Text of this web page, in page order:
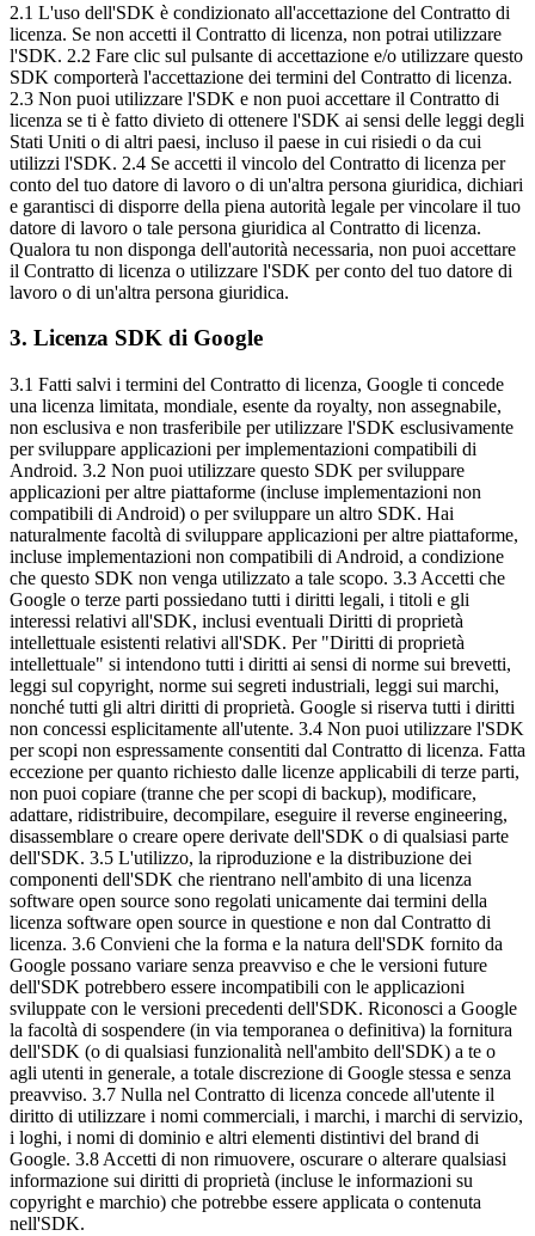
2.1 L'uso dell'SDK è condizionato all'accettazione del Contratto di
licenza. Se non accetti il Contratto di licenza, non potrai utilizzare
l'SDK. 2.2 Fare clic sul pulsante di accettazione e/o utilizzare questo
SDK comporterà l'accettazione dei termini del Contratto di licenza.
2.3 Non puoi utilizzare l'SDK e non puoi accettare il Contratto di
licenza se ti è fatto divieto di ottenere l'SDK ai sensi delle leggi degli
Stati Uniti o di altri paesi, incluso il paese in cui risiedi o da cui
utilizzi l'SDK. 2.4 Se accetti il vincolo del Contratto di licenza per
conto del tuo datore di lavoro o di un'altra persona giuridica, dichiari
e garantisci di disporre della piena autorità legale per vincolare il tuo
datore di lavoro o tale persona giuridica al Contratto di licenza.
Qualora tu non disponga dell'autorità necessaria, non puoi accettare
il Contratto di licenza o utilizzare l'SDK per conto del tuo datore di
lavoro o di un'altra persona giuridica.
3. Licenza SDK di Google
3.1 Fatti salvi i termini del Contratto di licenza, Google ti concede
una licenza limitata, mondiale, esente da royalty, non assegnabile,
non esclusiva e non trasferibile per utilizzare l'SDK esclusivamente
per sviluppare applicazioni per implementazioni compatibili di
Android. 3.2 Non puoi utilizzare questo SDK per sviluppare
applicazioni per altre piattaforme (incluse implementazioni non
compatibili di Android) o per sviluppare un altro SDK. Hai
naturalmente facoltà di sviluppare applicazioni per altre piattaforme,
incluse implementazioni non compatibili di Android, a condizione
che questo SDK non venga utilizzato a tale scopo. 3.3 Accetti che
Google o terze parti possiedano tutti i diritti legali, i titoli e gli
interessi relativi all'SDK, inclusi eventuali Diritti di proprietà
intellettuale esistenti relativi all'SDK. Per "Diritti di proprietà
intellettuale" si intendono tutti i diritti ai sensi di norme sui brevetti,
leggi sul copyright, norme sui segreti industriali, leggi sui marchi,
nonché tutti gli altri diritti di proprietà. Google si riserva tutti i diritti
non concessi esplicitamente all'utente. 3.4 Non puoi utilizzare l'SDK
per scopi non espressamente consentiti dal Contratto di licenza. Fatta
eccezione per quanto richiesto dalle licenze applicabili di terze parti,
non puoi copiare (tranne che per scopi di backup), modificare,
adattare, ridistribuire, decompilare, eseguire il reverse engineering,
disassemblare o creare opere derivate dell'SDK o di qualsiasi parte
dell'SDK. 3.5 L'utilizzo, la riproduzione e la distribuzione dei
componenti dell'SDK che rientrano nell'ambito di una licenza
software open source sono regolati unicamente dai termini della
licenza software open source in questione e non dal Contratto di
licenza. 3.6 Convieni che la forma e la natura dell'SDK fornito da
Google possano variare senza preavviso e che le versioni future
dell'SDK potrebbero essere incompatibili con le applicazioni
sviluppate con le versioni precedenti dell'SDK. Riconosci a Google
la facoltà di sospendere (in via temporanea o definitiva) la fornitura
dell'SDK (o di qualsiasi funzionalità nell'ambito dell'SDK) a te o
agli utenti in generale, a totale discrezione di Google stessa e senza
preavviso. 3.7 Nulla nel Contratto di licenza concede all'utente il
diritto di utilizzare i nomi commerciali, i marchi, i marchi di servizio,
i loghi, i nomi di dominio e altri elementi distintivi del brand di
Google. 3.8 Accetti di non rimuovere, oscurare o alterare qualsiasi
informazione sui diritti di proprietà (incluse le informazioni su
copyright e marchio) che potrebbe essere applicata o contenuta
nell'SDK.